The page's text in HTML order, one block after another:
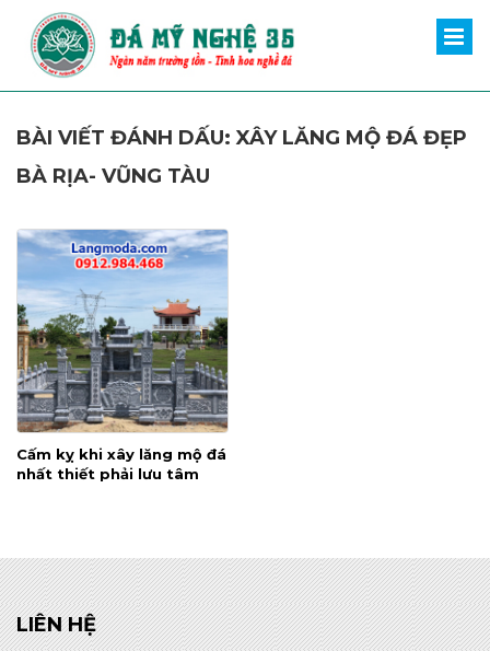
BÀI VIẾT ĐÁNH DẤU: XÂY LĂNG MỘ ĐÁ ĐẸP
BÀ RỊA- VŨNG TÀU
Cấm kỵ khi xây lăng mộ đá
nhất thiết phải lưu tâm
LIÊN HỆ